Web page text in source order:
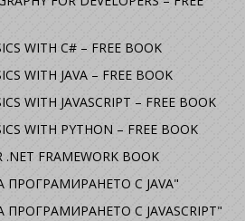
WITH C# – FREE BOOK
WITH JAVA – FREE BOOK
WITH JAVASCRIPT – FREE BOOK
WITH PYTHON – FREE BOOK
.NET FRAMEWORK BOOK
С JAVA"
С JAVASCRIPT"